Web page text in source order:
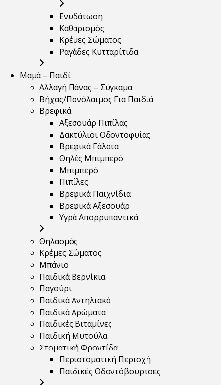
Ενυδάτωση
Καθαρισμός
Κρέμες Σώματος
Ραγάδες Κυτταρίτιδα
Μαμά – Παιδί
Αλλαγή Πάνας – Σύγκαμα
Βήχας/Πονόλαιμος Για Παιδιά
Βρεφικά
Αξεσουάρ Πιπίλας
Δακτύλιοι Οδοντοφυΐας
Βρεφικά Γάλατα
Θηλές Μπιμπερό
Μπιμπερό
Πιπίλες
Βρεφικά Παιχνίδια
Βρεφικά Αξεσουάρ
Υγρά Απορρυπαντικά
Θηλασμός
Κρέμες Σώματος
Μπάνιο
Παιδικά Βερνίκια
Παγούρι
Παιδικά Αντηλιακά
Παιδικά Αρώματα
Παιδικές Βιταμίνες
Παιδική Μυτούλα
Στοματική Φροντίδα
Περιστοματική Περιοχή
Παιδικές Οδοντόβουρτσες